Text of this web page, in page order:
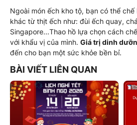
Ngoài món ếch kho tộ, bạn có thể
khác từ thịt ếch như: đùi ếch quay,
Singapore...Thao hồ lựa chọn cách
với khẩu vị của mình. Giá trị dinh
đến cho bạn một sức khỏe bền bỉ.
BÀI VIẾT LIÊN QUAN